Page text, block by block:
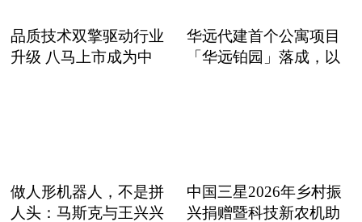
品质技术双擎驱动行业
升级 八马上市成为中
华远代建首个公寓项目
「华远铂园」落成，以
做人形机器人，不是拼
人头：马斯克与王兴兴
中国三星2026年乡村振
兴捐赠暨科技新农机助